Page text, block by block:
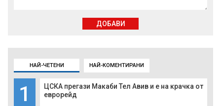
НАЙ-ЧЕТЕНИ НАЙ-КОМЕНТИРАНИ
1
ЦСКА прегази Макаби Тел Авив и е на крачка от
еврорейд
ДОБАВИ